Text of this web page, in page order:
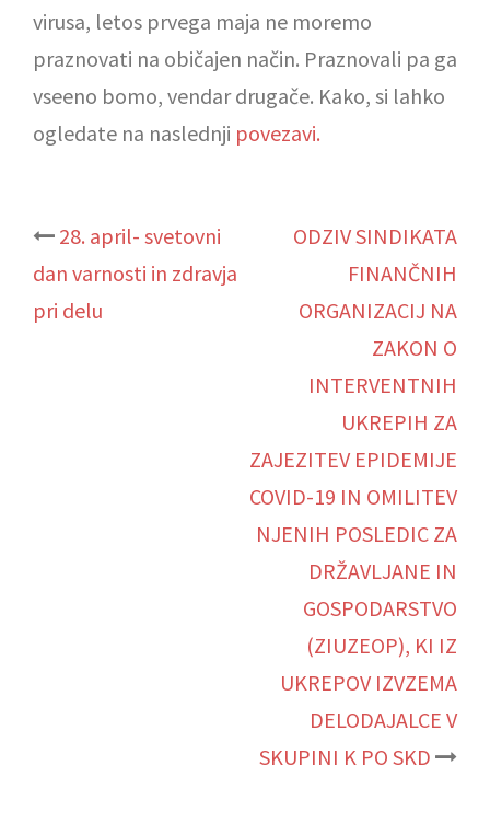
virusa, letos prvega maja ne moremo
praznovati na običajen način. Praznovali pa ga
vseeno bomo, vendar drugače. Kako, si lahko
ogledate na naslednji povezavi.
Post
navigation
28. april- svetovni
dan varnosti in zdravja
pri delu
ODZIV SINDIKATA
FINANČNIH
ORGANIZACIJ NA
ZAKON O
INTERVENTNIH
UKREPIH ZA
ZAJEZITEV EPIDEMIJE
COVID-19 IN OMILITEV
NJENIH POSLEDIC ZA
DRŽAVLJANE IN
GOSPODARSTVO
(ZIUZEOP), KI IZ
UKREPOV IZVZEMA
DELODAJALCE V
SKUPINI K PO SKD